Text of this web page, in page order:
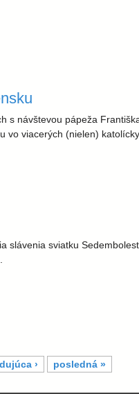
s návštevou pápeža
viacerých (nielen)
slávenia sviatku
› posledná »